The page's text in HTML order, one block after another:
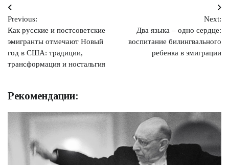
Навигация
по
записям
Previous:
Как русские и постсоветские
эмигранты отмечают Новый
год в США: традиции,
трансформация и ностальгия
Next:
Два языка – одно сердце:
воспитание билингвального
ребенка в эмиграции
Рекомендации: